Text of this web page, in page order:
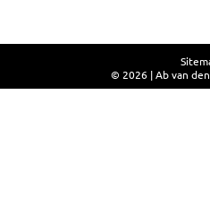
© 2026 | Ab van